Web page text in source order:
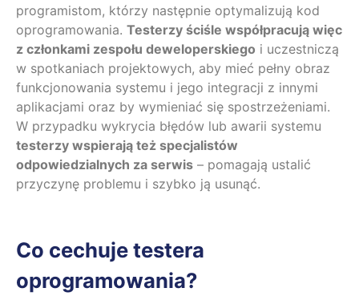
programistom, którzy następnie optymalizują kod
oprogramowania. Testerzy ściśle współpracują więc
z członkami zespołu deweloperskiego i uczestniczą
w spotkaniach projektowych, aby mieć pełny obraz
funkcjonowania systemu i jego integracji z innymi
aplikacjami oraz by wymieniać się spostrzeżeniami.
W przypadku wykrycia błędów lub awarii systemu
testerzy wspierają też specjalistów
odpowiedzialnych za serwis – pomagają ustalić
przyczynę problemu i szybko ją usunąć.
Co cechuje testera
oprogramowania?